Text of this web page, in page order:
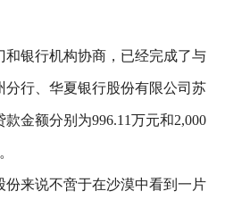
银行机构协商，已经完成了与
行、华夏银行股份有限公司苏
金额分别为996.11万元和2,000
份来说不啻于在沙漠中看到一片